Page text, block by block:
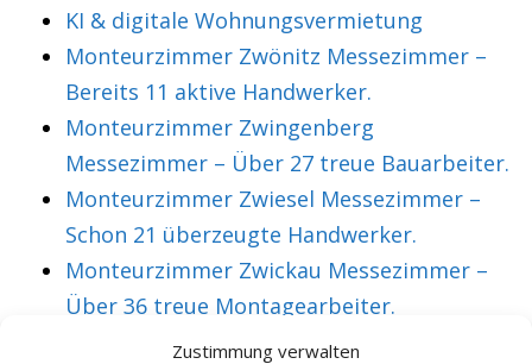
Zustimmung verwalten
KI & digitale Wohnungsvermietung
Monteurzimmer Zwönitz Messezimmer –
Bereits 11 aktive Handwerker.
Monteurzimmer Zwingenberg
Messezimmer – Über 27 treue Bauarbeiter.
Monteurzimmer Zwiesel Messezimmer –
Schon 21 überzeugte Handwerker.
Monteurzimmer Zwickau Messezimmer –
Über 36 treue Montagearbeiter.